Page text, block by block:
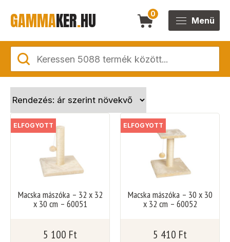
GAMMAKER.HU 0
Menü
ELFOGYOTT
Macska mászóka – 32 x 32
x 30 cm – 60051
5 100 Ft
ELFOGYOTT
Macska mászóka – 30 x 30
x 32 cm – 60052
5 410 Ft